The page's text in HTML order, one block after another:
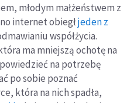
młodym małżeństwem z
internet obiegłjeden z
współżycia.
ma mniejszą ochotę na
na potrzebę
po sobie poznać
która na nich spadła,